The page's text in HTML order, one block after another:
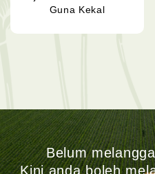
Guna Kekal
Belum
Kini anda boleh